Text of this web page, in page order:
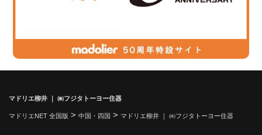
マドリエ柳井 ｜ ㈱フジタトーヨー住器
マドリエNET 全国版 > 中国・四国 > マドリエ柳井 ｜ ㈱フジタトーヨー住器